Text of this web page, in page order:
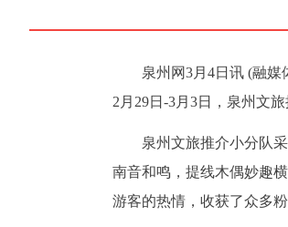
泉州网3月4日讯 (融
2月29日-3月3日，泉州文
泉州文旅推介小分队
南音和鸣，提线木偶妙趣
游客的热情，收获了众多粉